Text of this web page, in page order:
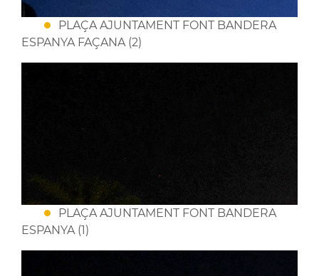
PLAÇA AJUNTAMENT FONT BANDERA
ESPANYA FAÇANA (2)
PLAÇA AJUNTAMENT FONT BANDERA
ESPANYA (1)